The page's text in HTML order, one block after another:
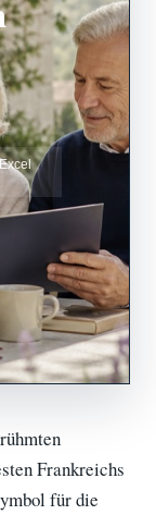
Frankreichs
für die